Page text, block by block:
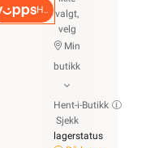
Hurtigkasse
valgt,
velg
Min
butikk
Hent-i-Butikk
Sjekk
lagerstatus